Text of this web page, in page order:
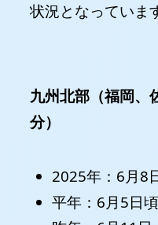
状況となっていま
九州北部（福岡、
分）
2025年：6月8
平年：6月5日頃